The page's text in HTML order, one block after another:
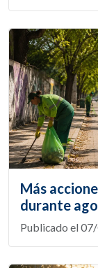
Más
durante
Publicado el